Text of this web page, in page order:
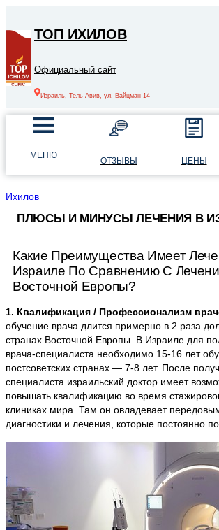
ТОП ИХИЛОВ
Официальный сайт
Израиль, Тель-Авив, ул. Вайцман 14
МЕНЮ
ОТЗЫВЫ ЦЕНЫ
Ихилов
ПЛЮСЫ И МИНУСЫ ЛЕЧЕНИЯ В
Какие Преимущества Имеет
Израиле По Сравнению С
Восточной Европы?
1. Квалификация / Профессионализм
обучение врача длится примерно в 2 раза
странах Восточной Европы. В Израиле для
врача-специалиста необходимо 15-16 лет
постсоветских странах — 7-8 лет. После
специалиста израильский доктор имеет
повышать квалификацию во время
клиниках мира. Там он овладевает
диагностики и лечения, которые постоянно